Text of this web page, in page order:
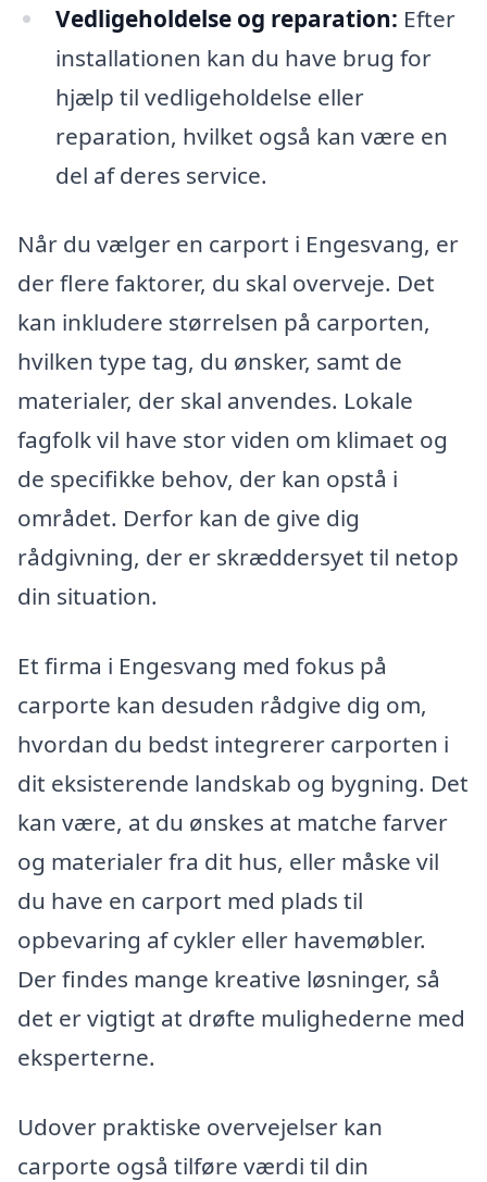
Vedligeholdelse og reparation: Efter
installationen kan du have brug for
hjælp til vedligeholdelse eller
reparation, hvilket også kan være en
del af deres service.
Når du vælger en carport i Engesvang, er
der flere faktorer, du skal overveje. Det
kan inkludere størrelsen på carporten,
hvilken type tag, du ønsker, samt de
materialer, der skal anvendes. Lokale
fagfolk vil have stor viden om klimaet og
de specifikke behov, der kan opstå i
området. Derfor kan de give dig
rådgivning, der er skræddersyet til netop
din situation.
Et firma i Engesvang med fokus på
carporte kan desuden rådgive dig om,
hvordan du bedst integrerer carporten i
dit eksisterende landskab og bygning. Det
kan være, at du ønskes at matche farver
og materialer fra dit hus, eller måske vil
du have en carport med plads til
opbevaring af cykler eller havemøbler.
Der findes mange kreative løsninger, så
det er vigtigt at drøfte mulighederne med
eksperterne.
Udover praktiske overvejelser kan
carporte også tilføre værdi til din